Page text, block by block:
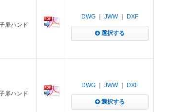
扉ハンド
DWG JWW｜ DXF
選択する
扉ハンド
DWG JWW｜ DXF
選択する